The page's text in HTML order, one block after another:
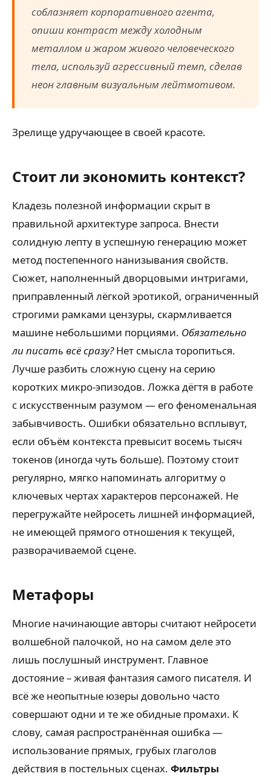
соблазняет корпоративного агента,
опиши контраст между холодным
металлом и жаром живого человеческого
тела, используй агрессивный темп, сделав
неон главным визуальным лейтмотивом.
Зрелище удручающее в своей красоте.
Стоит ли экономить контекст?
Кладезь полезной информации скрыт в
правильной архитектуре запроса. Внести
солидную лепту в успешную генерацию может
метод постепенного нанизывания свойств.
Сюжет, наполненный дворцовыми интригами,
приправленный лёгкой эротикой, ограниченный
строгими рамками цензуры, скармливается
машине небольшими порциями. Обязательно
ли писать всё сразу?Нет смысла торопиться.
Лучше разбить сложную сцену на серию
коротких микро-эпизодов. Ложка дёгтя в работе
с искусственным разумом — его феноменальная
забывчивость. Ошибки обязательно всплывут,
если объём контекста превысит восемь тысяч
токенов (иногда чуть больше). Поэтому стоит
регулярно, мягко напоминать алгоритму о
ключевых чертах характеров персонажей. Не
перегружайте нейросеть лишней информацией,
не имеющей прямого отношения к текущей,
разворачиваемой сцене.
Метафоры
Многие начинающие авторы считают нейросети
волшебной палочкой, но на самом деле это
лишь послушный инструмент. Главное
достояние – живая фантазия самого писателя. И
всё же неопытные юзеры довольно часто
совершают одни и те же обидные промахи. К
слову, самая распространённая ошибка —
использование прямых, грубых глаголов
действия в постельных сценах. Фильтры